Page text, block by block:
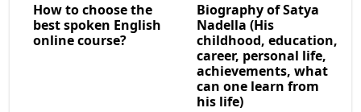
How to choose the
best spoken English
online course?
Biography of Satya
Nadella (His
childhood, education,
career, personal life,
achievements, what
can one learn from
his life)